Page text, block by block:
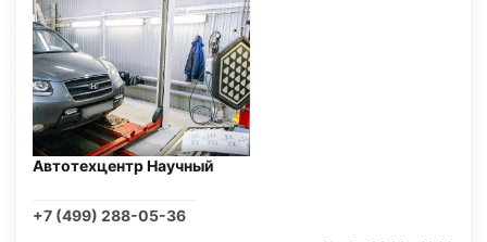
Автотехцентр Научный
+7 (499) 288-05-36